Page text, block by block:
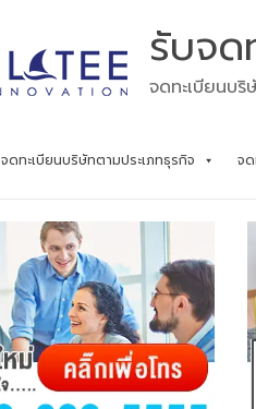
รับจด
จดทะเบียนบ
จดทะเบียนบริษัทตามประเภทธุรกิจ จด